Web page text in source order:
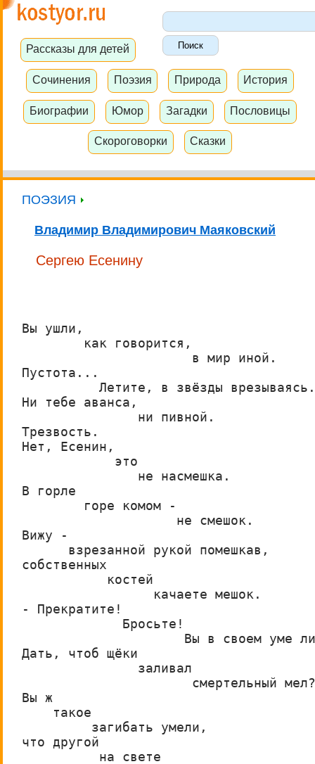
Рассказы для детей
Сочинения Поэзия Природа История
Биографии Юмор Загадки Пословицы
Скороговорки Сказки
ПОЭЗИЯ
Владимир Владимирович Маяковский
Сергею Есенину
Вы ушли,
        как говорится,
                      в мир иной.
Пустота...
          Летите, в звёзды врезываясь.
Ни тебе аванса,
               ни пивной.
Трезвость.
Нет, Есенин,
            это
               не насмешка.
В горле
        горе комом -
                    не смешок.
Вижу -
      взрезанной рукой помешкав,
собственных
           костей
                 качаете мешок.
- Прекратите!
             Бросьте!
Вы в своем уме
Дать, чтоб щёки
               заливал
смертельный
Вы ж
    такое
         загибать умели,
что другой
          на свете